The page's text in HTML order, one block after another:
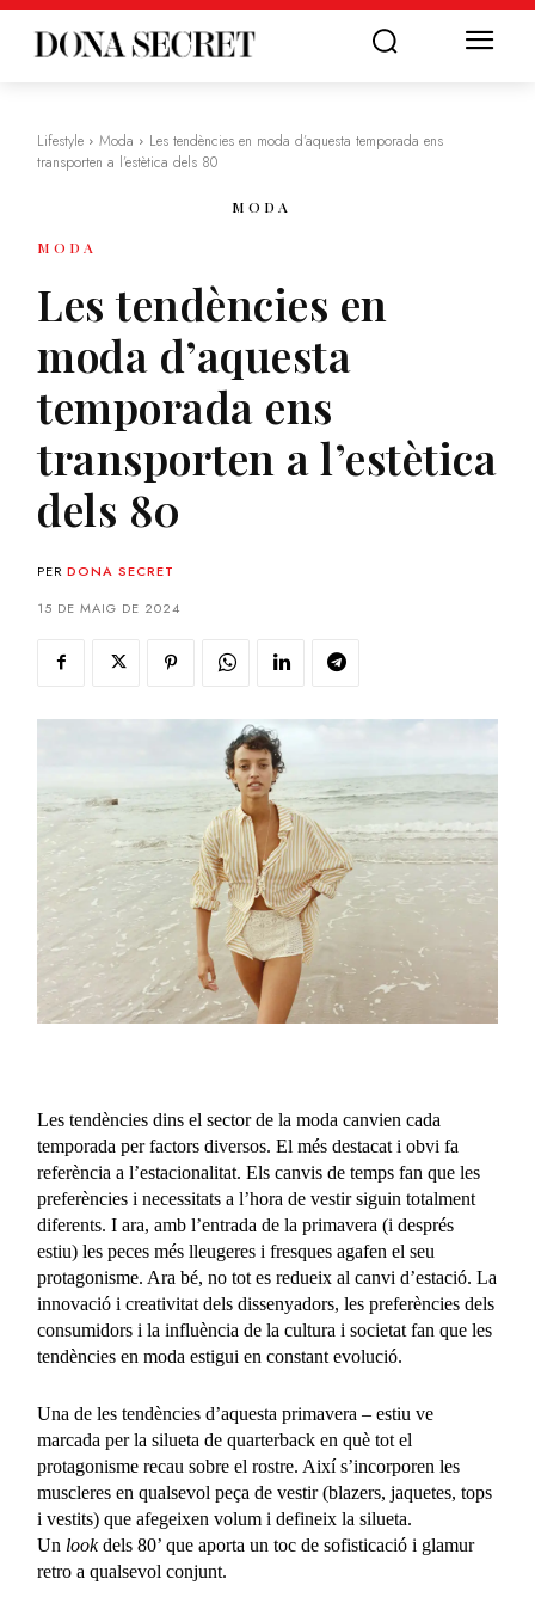
Lifestyle Moda
Les tendències en moda d’aquesta temporada ens
transporten a l’estètica dels 80
MODA
MODA
Les tendències en
moda d’aquesta
temporada ens
transporten a l’estètica
dels 80
PER DONA SECRET
15 DE MAIG DE 2024
Les tendències dins el sector de la moda canvien cada
temporada per factors diversos. El més destacat i obvi fa
referència a l’estacionalitat. Els canvis de temps fan que les
preferències i necessitats a l’hora de vestir siguin totalment
diferents. I ara, amb l’entrada de la primavera (i després
estiu) les peces més lleugeres i fresques agafen el seu
protagonisme. Ara bé, no tot es redueix al canvi d’estació. La
innovació i creativitat dels dissenyadors, les preferències dels
consumidors i la influència de la cultura i societat fan que les
tendències en moda estigui en constant evolució.
Una de les tendències d’aquesta primavera – estiu ve
marcada per la silueta de quarterback en què tot el
protagonisme recau sobre el rostre. Així s’incorporen les
muscleres en qualsevol peça de vestir (blazers, jaquetes, tops
i vestits) que afegeixen volum i defineix la silueta.
Un lookdels 80’ que aporta un toc de sofisticació i glamur
retro a qualsevol conjunt.